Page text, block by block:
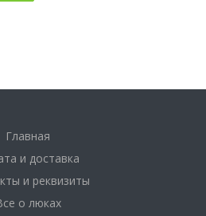
Главная
и доставка
и реквизиты
о люках